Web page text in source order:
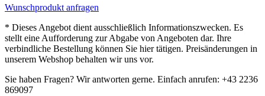
Wunschprodukt anfragen
* Dieses Angebot dient ausschließlich Informationszwecken. Es
stellt eine Aufforderung zur Abgabe von Angeboten dar. Ihre
verbindliche Bestellung können Sie hier tätigen. Preisänderungen in
unserem Webshop behalten wir uns vor.
Sie haben Fragen? Wir antworten gerne. Einfach anrufen: +43 2236
869097